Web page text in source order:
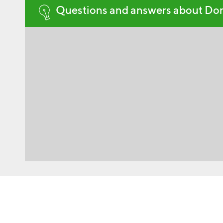
Questions and answers about